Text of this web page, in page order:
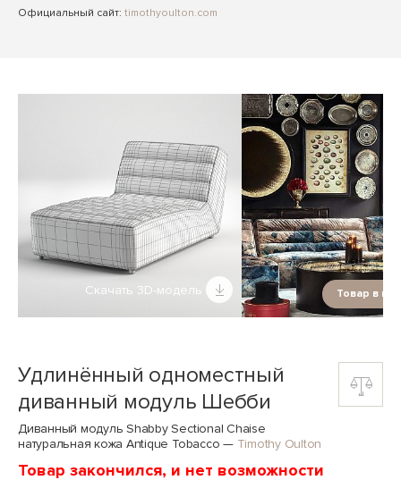
Официальный сайт: timothyoulton.com
Скачать 3D-модель Товар в
Удлинённый одноместный
диванный модуль Шебби
Диванный модуль Shabby Sectional Chaise
натуральная кожа Antique Tobacco — Timothy Oulton
Товар закончился, и нет возможности